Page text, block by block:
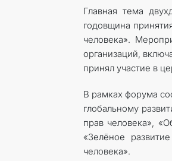
Главная тема
годовщина
человека».
организаций,
принял участие в
В рамках форума
глобальному
прав человека»,
«Зелёное
человека».